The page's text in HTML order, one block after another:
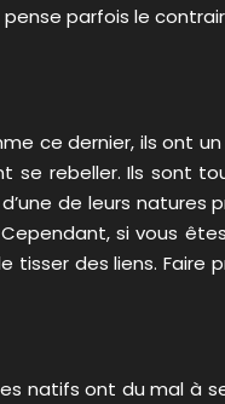
parfois le
ce dernier, ils ont
se rebeller. Ils sont
de leurs natures
si vous
des liens.
ont du mal à